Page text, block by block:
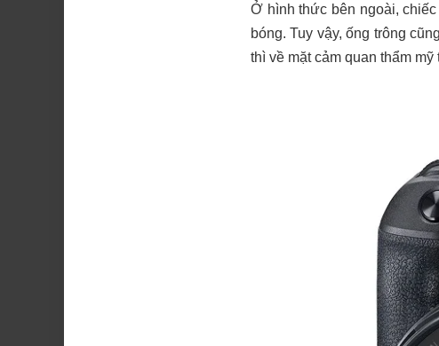
Ở hình thức bên ngoài,
bóng. Tuy vậy, ống trông
thì về mặt cảm quan thẩm